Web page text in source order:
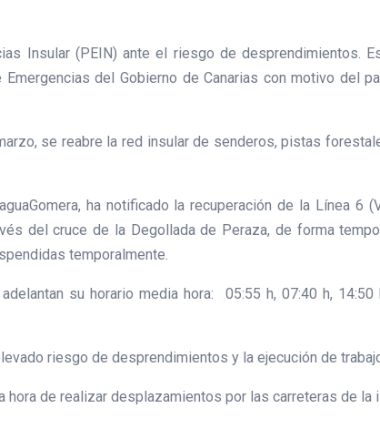
Insular (PEIN) ante el riesgo de desprendimientos.
del Gobierno de Canarias con motivo del
se reabre la red insular de senderos, pistas
ha notificado la recuperación de la Línea 6
del cruce de la Degollada de Peraza, de forma
temporalmente.
su horario media hora: 05:55 h, 07:40 h,
riesgo de desprendimientos y la ejecución de
hora de realizar desplazamientos por las carreteras de